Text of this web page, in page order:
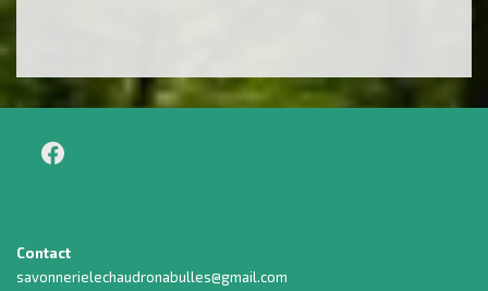
options
peuvent
Contact
savonnerielechaudronabulles@gmail.com